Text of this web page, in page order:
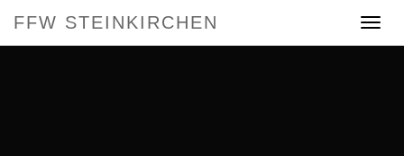
Toggle
FFW STEINKIRCHEN